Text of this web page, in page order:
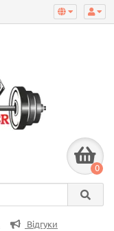
0
Відгуки